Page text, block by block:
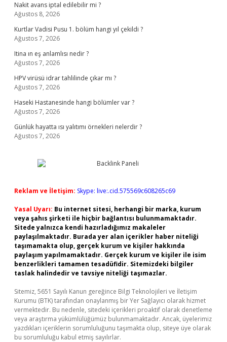
Nakit avans iptal edilebilir mi ?
Ağustos 8, 2026
Kurtlar Vadisi Pusu 1. bölüm hangi yıl çekildi ?
Ağustos 7, 2026
Itina ın eş anlamlısı nedir ?
Ağustos 7, 2026
HPV virüsü idrar tahlilinde çıkar mı ?
Ağustos 7, 2026
Haseki Hastanesinde hangi bölümler var ?
Ağustos 7, 2026
Günlük hayatta ısı yalıtımı örnekleri nelerdir ?
Ağustos 7, 2026
Reklam ve İletişim: Skype: live:.cid.575569c608265c69
Yasal Uyarı: Bu internet sitesi, herhangi bir marka, kurum
veya şahıs şirketi ile hiçbir bağlantısı bulunmamaktadır.
Sitede yalnızca kendi hazırladığımız makaleler
paylaşılmaktadır. Burada yer alan içerikler haber niteliği
taşımamakta olup, gerçek kurum ve kişiler hakkında
paylaşım yapılmamaktadır. Gerçek kurum ve kişiler ile isim
benzerlikleri tamamen tesadüfidir. Sitemizdeki bilgiler
taslak halindedir ve tavsiye niteliği taşımazlar.
Sitemiz, 5651 Sayılı Kanun gereğince Bilgi Teknolojileri ve İletişim
Kurumu (BTK) tarafından onaylanmış bir Yer Sağlayıcı olarak hizmet
vermektedir. Bu nedenle, sitedeki içerikleri proaktif olarak denetleme
veya araştırma yükümlülüğümüz bulunmamaktadır. Ancak, üyelerimiz
yazdıkları içeriklerin sorumluluğunu taşımakta olup, siteye üye olarak
bu sorumluluğu kabul etmiş sayılırlar.